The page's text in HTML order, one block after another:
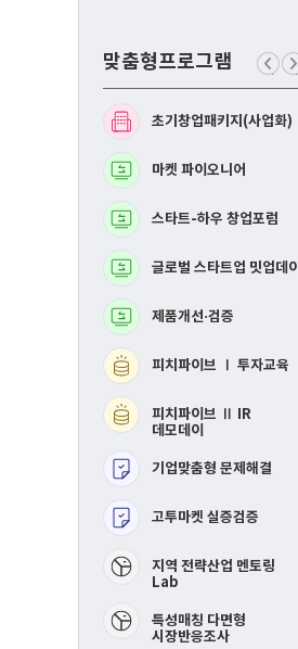
맞춤형프로그램
맞
춤
맞
춤
초기창업패키지(사업화)
마켓 파이오니어
스타트-하우 창업포럼
글로벌 스타트업 밋업데이
제품개선·검증
피치파이브 Ⅰ 투자교육
피치파이브 Ⅱ IR
데모데이
기업맞춤형 문제해결
고투마켓 실증검증
​지역 전략산업 멘토링
Lab
특성매칭 다면형
시장반응조사